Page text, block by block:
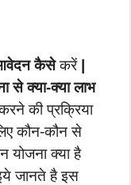
कैसेकरें|
क्या-क्या लाभ
की प्रक्रिया
कौन-कौन से
योजना क्या है
जानते है इस